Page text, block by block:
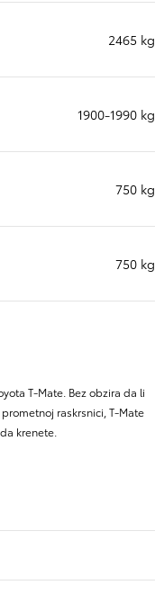
2465 kg
1900-1990 kg
750 kg
750 kg
T-Mate. Bez obzira da li
raskrsnici, T-Mate
krenete.